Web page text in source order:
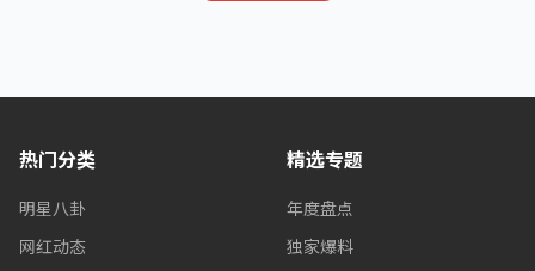
热门分类
明星八卦
网红动态
精选专题
年度盘点
独家爆料